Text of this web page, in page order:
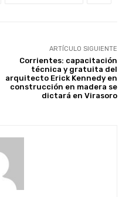
ARTÍCULO SIGUIENTE
Corrientes: capacitación
técnica y gratuita del
arquitecto Erick Kennedy en
construcción en madera se
dictará en Virasoro